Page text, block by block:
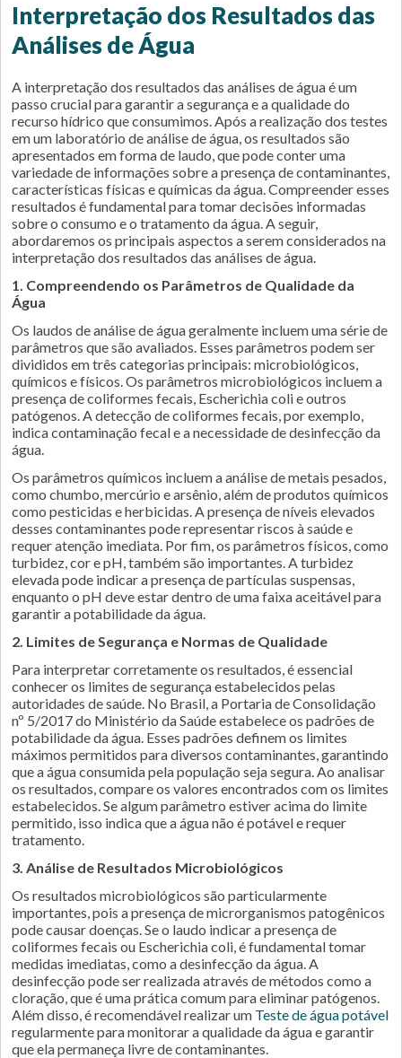
Interpretação dos Resultados das
Análises de Água
A interpretação dos resultados das análises de água é um
passo crucial para garantir a segurança e a qualidade do
recurso hídrico que consumimos. Após a realização dos testes
em um laboratório de análise de água, os resultados são
apresentados em forma de laudo, que pode conter uma
variedade de informações sobre a presença de contaminantes,
características físicas e químicas da água. Compreender esses
resultados é fundamental para tomar decisões informadas
sobre o consumo e o tratamento da água. A seguir,
abordaremos os principais aspectos a serem considerados na
interpretação dos resultados das análises de água.
1. Compreendendo os Parâmetros de Qualidade da
Água
Os laudos de análise de água geralmente incluem uma série de
parâmetros que são avaliados. Esses parâmetros podem ser
divididos em três categorias principais: microbiológicos,
químicos e físicos. Os parâmetros microbiológicos incluem a
presença de coliformes fecais, Escherichia coli e outros
patógenos. A detecção de coliformes fecais, por exemplo,
indica contaminação fecal e a necessidade de desinfecção da
água.
Os parâmetros químicos incluem a análise de metais pesados,
como chumbo, mercúrio e arsênio, além de produtos químicos
como pesticidas e herbicidas. A presença de níveis elevados
desses contaminantes pode representar riscos à saúde e
requer atenção imediata. Por fim, os parâmetros físicos, como
turbidez, cor e pH, também são importantes. A turbidez
elevada pode indicar a presença de partículas suspensas,
enquanto o pH deve estar dentro de uma faixa aceitável para
garantir a potabilidade da água.
2. Limites de Segurança e Normas de Qualidade
Para interpretar corretamente os resultados, é essencial
conhecer os limites de segurança estabelecidos pelas
autoridades de saúde. No Brasil, a Portaria de Consolidação
nº 5/2017 do Ministério da Saúde estabelece os padrões de
potabilidade da água. Esses padrões definem os limites
máximos permitidos para diversos contaminantes, garantindo
que a água consumida pela população seja segura. Ao analisar
os resultados, compare os valores encontrados com os limites
estabelecidos. Se algum parâmetro estiver acima do limite
permitido, isso indica que a água não é potável e requer
tratamento.
3. Análise de Resultados Microbiológicos
Os resultados microbiológicos são particularmente
importantes, pois a presença de microrganismos patogênicos
pode causar doenças. Se o laudo indicar a presença de
coliformes fecais ou Escherichia coli, é fundamental tomar
medidas imediatas, como a desinfecção da água. A
desinfecção pode ser realizada através de métodos como a
cloração, que é uma prática comum para eliminar patógenos.
Além disso, é recomendável realizar um Teste de água potável
regularmente para monitorar a qualidade da água e garantir
que ela permaneça livre de contaminantes.